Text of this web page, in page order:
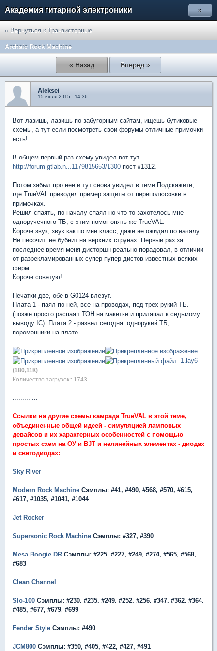
Академия гитарной электроники »
« Вернуться к Транзисторные
Archaic Rock Machine
« Назад Вперед »
Aleksei
15 июля 2015 - 14:36
Вот лазишь, лазишь по забугорным сайтам, ищешь бутиковые
схемы, а тут если посмотреть свои форумы отличные примочки
есть!
В общем первый раз схему увидел вот тут
http://forum.gtlab.n...1179815653/1300 пост #1312.
Потом забыл про нее и тут снова увидел в теме Подскажите,
где TrueVAL приводил пример защиты от переполюсовки в
примочках.
Решил спаять, по началу спаял но что то захотелось мне
одноручечного ТБ, с этим помог опять же TrueVAL.
Короче звук, звук как по мне класс, даже не ожидал по началу.
Не песочит, не бубнит на верхних струнах. Первый раз за
последнее время меня дисторшн реально порадовал, в отличии
от разрекламированных супер пупер дистов известных всяких
фирм.
Короче советую!
Печатки две, обе в G0124 влезут.
Плата 1 - паял по ней, все на проводах, под трех рукий ТБ.
(позже просто распаял ТОН на макетке и приляпал к седьмому
выводу IC). Плата 2 - развел сегодня, однорукий ТБ,
переменники на плате.
1.lay6
(180,11К)
Количество загрузок:: 1743
.............
Ссылки на другие схемы камрада TrueVAL в этой теме,
объединенные общей идеей - симуляцией ламповых
девайсов и их характерных особенностей с помощью
простых схем на ОУ и BJT и нелинейных элементах - диодах
и светодиодах:
Sky River
Modern Rock Machine
#617, #1035, #1041, #1044
Jet Rocker
Supersonic Rock Machine Сэмплы: #327, #390
Mesa Boogie DR
#683
Clean Channel
Slo-100
#485, #677, #679, #699
Fender Style Сэмплы: #490
JCM800 Сэмплы: #350, #405, #422, #427, #491